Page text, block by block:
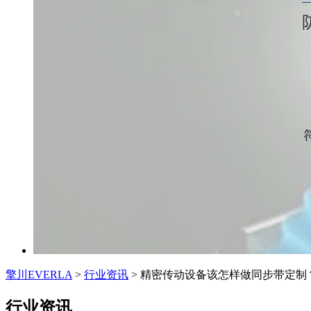
擎川EVERLA > 行业资讯 > 精密传动设备该怎样做同步带定制